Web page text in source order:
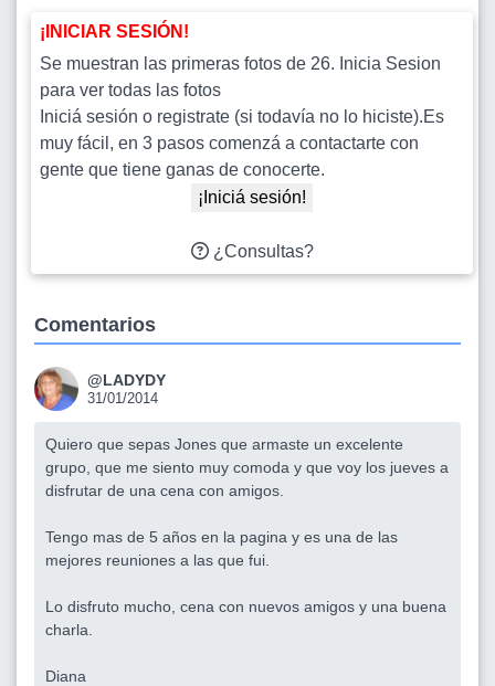
¡INICIAR SESIÓN!
Se muestran las primeras fotos de 26. Inicia Sesion
para ver todas las fotos
Iniciá sesión o registrate (si todavía no lo hiciste).Es
muy fácil, en 3 pasos comenzá a contactarte con
gente que tiene ganas de conocerte.
¡Iniciá sesión!
¿Consultas?
Comentarios
@LADYDY
31/01/2014
Quiero que sepas Jones que armaste un excelente
grupo, que me siento muy comoda y que voy los jueves a
disfrutar de una cena con amigos.
Tengo mas de 5 años en la pagina y es una de las
mejores reuniones a las que fui.
Lo disfruto mucho, cena con nuevos amigos y una buena
charla.
Diana